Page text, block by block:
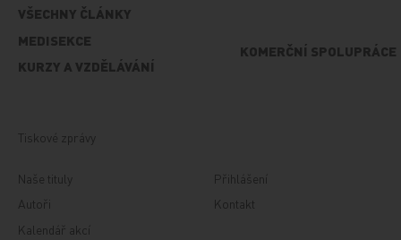
VŠECHNY ČLÁNKY
MEDISEKCE
KURZY A VZDĚLÁVÁNÍ
KOMERČNÍ SPOLUPRÁCE
Tiskové zprávy
Naše tituly
Autoři
Kalendář akcí
Přihlášení
Kontakt